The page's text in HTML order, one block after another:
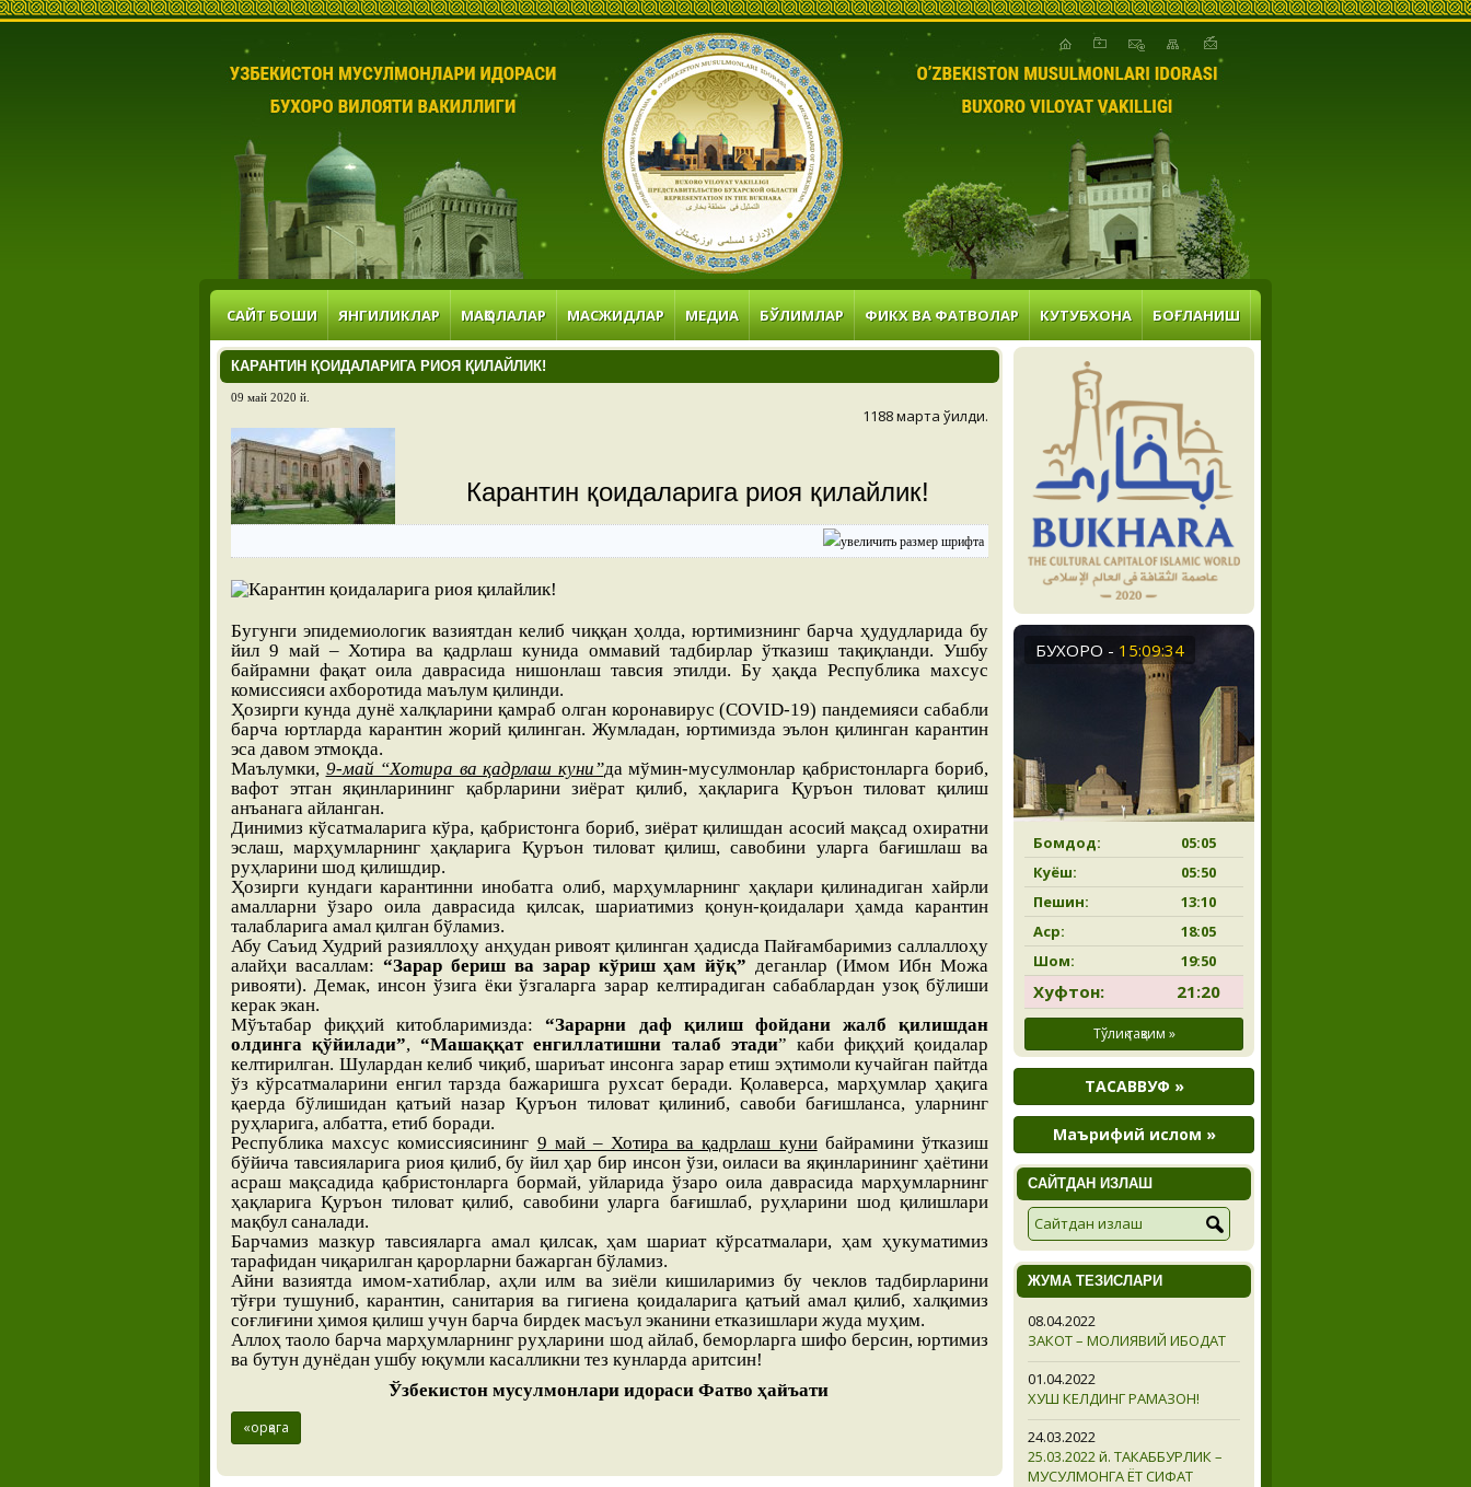
САЙТ БОШИ ЯНГИЛИКЛАР МАҚОЛАЛАР МАСЖИДЛАР МЕДИА БЎЛИМЛАР ФИКХ ВА ФАТВОЛАР КУТУБХОНА БОҒЛАНИШ
КАРАНТИН ҚОИДАЛАРИГА РИОЯ ҚИЛАЙЛИК!
09 май 2020 й.
1188 марта ўқилди.
Карантин қоидаларига риоя қилайлик!
Бугунги эпидемиологик вазиятдан келиб чиққан ҳолда, юртимизнинг барча ҳудудларида бу
йил 9 май – Хотира ва қадрлаш кунида оммавий тадбирлар ўтказиш тақиқланди. Ушбу
байрамни фақат оила даврасида нишонлаш тавсия этилди. Бу ҳақда Республика махсус
комиссияси ахборотида маълум қилинди.
Ҳозирги кунда дунё халқларини қамраб олган коронавирус (COVID-19) пандемияси сабабли
барча юртларда карантин жорий қилинган. Жумладан, юртимизда эълон қилинган карантин
эса давом этмоқда.
Маълумки, 9-май “Хотира ва қадрлаш куни”да мўмин-мусулмонлар қабристонларга бориб,
вафот этган яқинларининг қабрларини зиёрат қилиб, ҳақларига Қуръон тиловат қилиш
анъанага айланган.
Динимиз кўсатмаларига кўра, қабристонга бориб, зиёрат қилишдан асосий мақсад охиратни
эслаш, марҳумларнинг ҳақларига Қуръон тиловат қилиш, савобини уларга бағишлаш ва
руҳларини шод қилишдир.
Ҳозирги кундаги карантинни инобатга олиб, марҳумларнинг ҳақлари қилинадиган хайрли
амалларни ўзаро оила даврасида қилсак, шариатимиз қонун-қоидалари ҳамда карантин
талабларига амал қилган бўламиз.
Абу Саъид Худрий разияллоҳу анҳудан ривоят қилинган ҳадисда Пайғамбаримиз саллаллоҳу
алайҳи васаллам: “Зарар бериш ва зарар кўриш ҳам йўқ” деганлар (Имом Ибн Можа
ривояти). Демак, инсон ўзига ёки ўзгаларга зарар келтирадиган сабаблардан узоқ бўлиши
керак экан.
Мўътабар фиқҳий китобларимизда:“Зарарни даф қилиш фойдани жалб қилишдан
олдинга қўйилади”,“Машаққат енгиллатишни талаб этади” каби фиқҳий қоидалар
келтирилган. Шулардан келиб чиқиб, шариъат инсонга зарар етиш эҳтимоли кучайган пайтда
ўз кўрсатмаларини енгил тарзда бажаришга рухсат беради. Қолаверса, марҳумлар ҳақига
қаерда бўлишидан қатъий назар Қуръон тиловат қилиниб, савоби бағишланса, уларнинг
руҳларига, албатта, етиб боради.
Республика махсус комиссиясининг 9 май – Хотира ва қадрлаш кунибайрамини ўтказиш
бўйича тавсияларига риоя қилиб, бу йил ҳар бир инсон ўзи, оиласи ва яқинларининг ҳаётини
асраш мақсадида қабристонларга бормай, уйларида ўзаро оила даврасида марҳумларнинг
ҳақларига Қуръон тиловат қилиб, савобини уларга бағишлаб, руҳларини шод қилишлари
мақбул саналади.
Барчамиз мазкур тавсияларга амал қилсак, ҳам шариат кўрсатмалари, ҳам ҳукуматимиз
тарафидан чиқарилган қарорларни бажарган бўламиз.
Айни вазиятда имом-хатиблар, аҳли илм ва зиёли кишиларимиз бу чеклов тадбирларини
тўғри тушуниб, карантин, санитария ва гигиена қоидаларига қатъий амал қилиб, халқимиз
соғлиғини ҳимоя қилиш учун барча бирдек масъул эканини етказишлари жуда муҳим.
Аллоҳ таоло барча марҳумларнинг руҳларини шод айлаб, беморларга шифо берсин, юртимиз
ва бутун дунёдан ушбу юқумли касалликни тез кунларда аритсин!
Ўзбекистон мусулмонлари идораси Фатво ҳайъати
«орқага
БУХОРО - 15:09:34
Бомдод:
05:05
Куёш:
05:50
Пешин:
13:10
Аср:
18:05
Шом:
19:50
Хуфтон: 21:20
Тўлиқ тақвим »
ТАСАВВУФ »
Маърифий ислом »
САЙТДАН ИЗЛАШ
ЖУМА ТЕЗИСЛАРИ
08.04.2022
ЗАКОТ – МОЛИЯВИЙ ИБОДАТ
01.04.2022
ХУШ КЕЛДИНГ РАМАЗОН!
24.03.2022
25.03.2022 й. ТАКАББУРЛИК –
МУСУЛМОНГА ЁТ СИФАТ